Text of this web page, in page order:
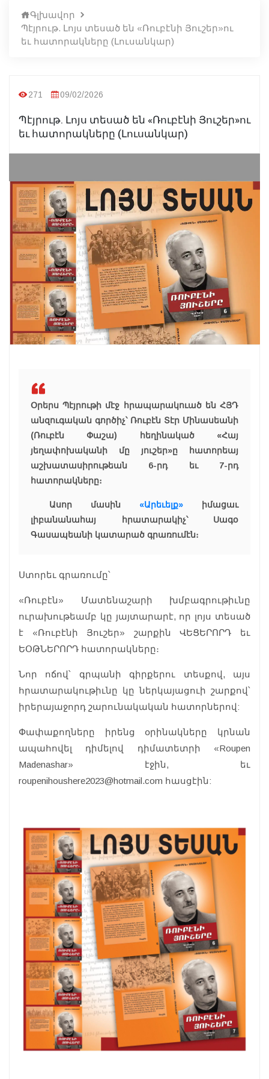
Գլխավոր
Պէյրութ. Լոյս տեսած են «Ռուբէնի Յուշեր»ու
եւ հատորակները (Լուսանկար)
271 09/02/2026
Պէյրութ. Լոյս տեսած են «Ռուբէնի Յուշեր»ու
եւ հատորակները (Լուսանկար)
Օրերս Պէյրութի մէջ հրապարակուած են ՀՅԴ
անզուգական գործիչ՝ Ռուբէն Տէր Մինասեանի
(Ռուբէն Փաշա) հեղինակած «Հայ
յեղափոխականի մը յուշեր»ը հատորեայ
աշխատասիրութեան 6-րդ եւ 7-րդ
հատորակները։
Ասոր մասին «Արեւելք» իմացաւ
լիբանանահայ հրատարակիչ՝ Սագօ
Գասապեանի կատարած գրառումէն։
Ստորեւ գրառումը՝
«Ռուբէն» Մատենաշարի խմբագրութիւնը
ուրախութեամբ կը յայտարարէ, որ լոյս տեսած
է «Ռուբէնի Յուշեր» շարքին ՎԵՑԵՐՈՐԴ եւ
ԵՕԹՆԵՐՈՐԴ հատորակները։
Նոր ոճով՝ գրպանի գիրքերու տեսքով, այս
հրատարակութիւնը կը ներկայացուի շարքով՝
իրերայաջորդ շարունակական հատորներով:
Փափաքողները իրենց օրինակները կրնան
ապահովել դիմելով դիմատետրի «Roupen
Madenashar» էջին, եւ
roupenihoushere2023@hotmail.com հասցէին: